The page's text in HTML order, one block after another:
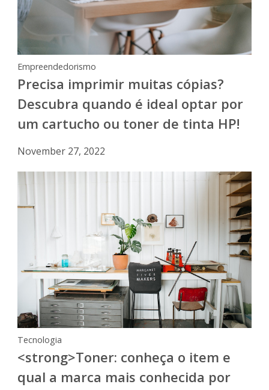
Empreendedorismo
Precisa imprimir muitas cópias?
Descubra quando é ideal optar por
um cartucho ou toner de tinta HP!
November 27, 2022
Tecnologia
<strong>Toner: conheça o item e
qual a marca mais conhecida por